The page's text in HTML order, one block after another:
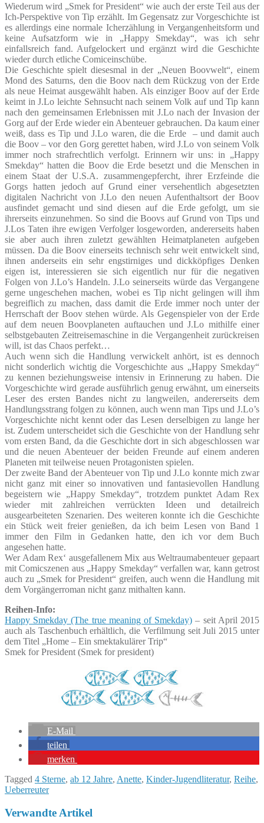
Wiederum wird „Smek for President“ wie auch der erste Teil aus der
Ich-Perspektive von Tip erzählt. Im Gegensatz zur Vorgeschichte ist
es allerdings eine normale Icherzählung in Vergangenheitsform und
keine Aufsatzform wie in „Happy Smekday“, was ich sehr
einfallsreich fand. Aufgelockert und ergänzt wird die Geschichte
wieder durch etliche Comiceinschübe.
Die Geschichte spielt diesesmal in der „Neuen Boovwelt“, einem
Mond des Saturns, den die Boov nach dem Rückzug von der Erde
als neue Heimat ausgewählt haben. Als einziger Boov auf der Erde
keimt in J.Lo leichte Sehnsucht nach seinem Volk auf und Tip kann
nach den gemeinsamen Erlebnissen mit J.Lo nach der Invasion der
Gorg auf der Erde wieder ein Abenteuer gebrauchen. Da kaum einer
weiß, dass es Tip und J.Lo waren, die die Erde – und damit auch
die Boov – vor den Gorg gerettet haben, wird J.Lo von seinem Volk
immer noch strafrechtlich verfolgt. Erinnern wir uns: in „Happy
Smekday“ hatten die Boov die Erde besetzt und die Menschen in
einem Staat der U.S.A. zusammengepfercht, ihrer Erzfeinde die
Gorgs hatten jedoch auf Grund einer versehentlich abgesetzten
digitalen Nachricht von J.Lo den neuen Aufenthaltsort der Boov
ausfindet gemacht und sind diesen auf die Erde gefolgt, um sie
ihrerseits einzunehmen. So sind die Boovs auf Grund von Tips und
J.Los Taten ihre ewigen Verfolger losgeworden, andererseits haben
sie aber auch ihren zuletzt gewählten Heimatplaneten aufgeben
müssen. Da die Boov einerseits technisch sehr weit entwickelt sind,
ihnen anderseits ein sehr engstirniges und dickköpfiges Denken
eigen ist, interessieren sie sich eigentlich nur für die negativen
Folgen von J.Lo’s Handeln. J.Lo seinerseits würde das Vergangene
gerne ungeschehen machen, wobei es Tip nicht gelingen will ihm
begreiflich zu machen, dass damit die Erde immer noch unter der
Herrschaft der Boov stehen würde. Als Gegenspieler von der Erde
auf dem neuen Boovplaneten auftauchen und J.Lo mithilfe einer
selbstgebauten Zeitreisemaschine in die Vergangenheit zurückreisen
will, ist das Chaos perfekt…
Auch wenn sich die Handlung verwickelt anhört, ist es dennoch
nicht sonderlich wichtig die Vorgeschichte aus „Happy Smekday“
zu kennen beziehungsweise intensiv in Erinnerung zu haben. Die
Vorgeschichte wird gerade ausführlich genug erwähnt, um einerseits
Leser des ersten Bandes nicht zu langweilen, andererseits dem
Handlungsstrang folgen zu können, auch wenn man Tips und J.Lo’s
Vorgeschichte nicht kennt oder das Lesen derselbigen zu lange her
ist. Zudem unterscheidet sich die Geschichte von der Handlung sehr
vom ersten Band, da die Geschichte dort in sich abgeschlossen war
und die neuen Abenteuer der beiden Freunde auf einem anderen
Planeten mit teilweise neuen Protagonisten spielen.
Der zweite Band der Abenteuer von Tip und J.Lo konnte mich zwar
nicht ganz mit einer so innovativen und fantasievollen Handlung
begeistern wie „Happy Smekday“, trotzdem punktet Adam Rex
wieder mit zahlreichen verrückten Ideen und detailreich
ausgearbeiteten Szenarien. Des weiteren konnte ich die Geschichte
ein Stück weit freier genießen, da ich beim Lesen von Band 1
immer den Film in Gedanken hatte, den ich vor dem Buch
angesehen hatte.
Wer Adam Rex‘ ausgefallenem Mix aus Weltraumabenteuer gepaart
mit Comicszenen aus „Happy Smekday“ verfallen war, kann getrost
auch zu „Smek for President“ greifen, auch wenn die Handlung mit
dem Vorgängerroman nicht ganz mithalten kann.
Reihen-Info:
Happy Smekday (The true meaning of Smekday) – seit April 2015
auch als Taschenbuch erhältlich, die Verfilmung seit Juli 2015 unter
dem Titel „Home – Ein smektakulärer Trip“
Smek for President (Smek for president)
E-Mail
teilen
merken
Tagged 4 Sterne, ab 12 Jahre, Anette, Kinder-Jugendliteratur, Reihe,
Ueberreuter
Verwandte Artikel